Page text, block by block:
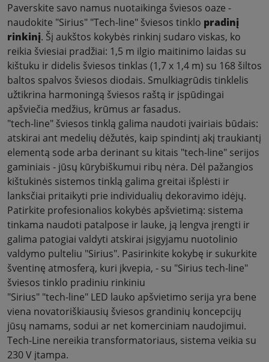
Paverskite savo namus nuotaikinga šviesos oaze -
naudokite "Sirius" "Tech-line" šviesos tinklo pradinį
rinkinį. Šį aukštos kokybės rinkinį sudaro viskas, ko
reikia šviesiai pradžiai: 1,5 m ilgio maitinimo laidas su
kištuku ir didelis šviesos tinklas (1,7 x 1,4 m) su 168 šiltos
baltos spalvos šviesos diodais. Smulkiagrūdis tinklelis
užtikrina harmoningą šviesos raštą ir įspūdingai
apšviečia medžius, krūmus ar fasadus.
"tech-line" šviesos tinklą galima naudoti įvairiais būdais:
atskirai ant medelių dėžutės, kaip spindintį akį traukiantį
elementą sode arba derinant su kitais "tech-line" serijos
gaminiais - jūsų kūrybiškumui ribų nėra. Dėl pažangios
kištukinės sistemos tinklą galima greitai išplėsti ir
lanksčiai pritaikyti prie individualių dekoravimo idėjų.
Patirkite profesionalios kokybės apšvietimą: sistema
tinkama naudoti patalpose ir lauke, ją lengva įrengti ir
galima patogiai valdyti atskirai įsigyjamu nuotolinio
valdymo pulteliu "Sirius". Pasirinkite kokybę ir sukurkite
šventinę atmosferą, kuri įkvepia, - su "Sirius tech-line"
šviesos tinklo pradiniu rinkiniu
"Sirius" "tech-line" LED lauko apšvietimo serija yra bene
viena novatoriškiausių šviesos grandinių koncepcijų
jūsų namams, sodui ar net komerciniam naudojimui.
Tech-Line nereikia transformatoriaus, sistema veikia su
230 V įtampa.